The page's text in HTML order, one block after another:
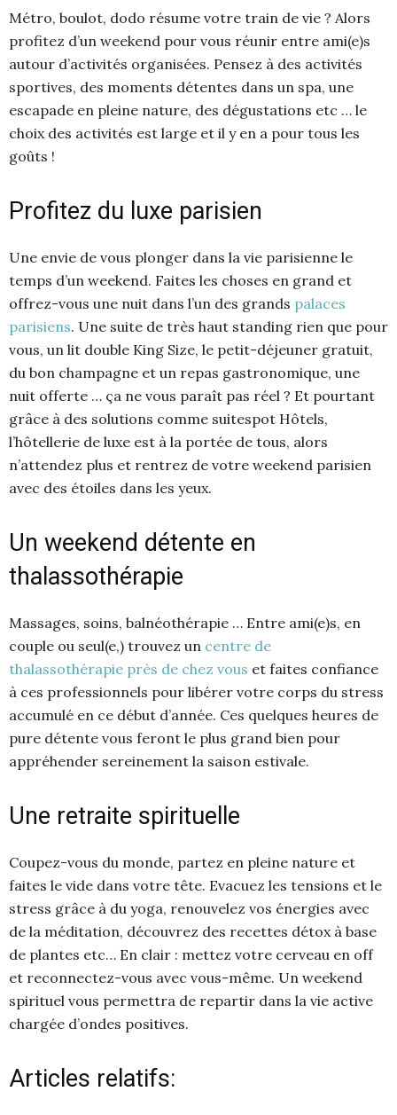
Métro, boulot, dodo résume votre train de vie ? Alors
profitez d’un weekend pour vous réunir entre ami(e)s
autour d’activités organisées. Pensez à des activités
sportives, des moments détentes dans un spa, une
escapade en pleine nature, des dégustations etc … le
choix des activités est large et il y en a pour tous les
goûts !
Profitez du luxe parisien
Une envie de vous plonger dans la vie parisienne le
temps d’un weekend. Faites les choses en grand et
offrez-vous une nuit dans l’un des grands palaces
parisiens. Une suite de très haut standing rien que pour
vous, un lit double King Size, le petit-déjeuner gratuit,
du bon champagne et un repas gastronomique, une
nuit offerte … ça ne vous paraît pas réel ? Et pourtant
grâce à des solutions comme suitespot Hôtels,
l’hôtellerie de luxe est à la portée de tous, alors
n’attendez plus et rentrez de votre weekend parisien
avec des étoiles dans les yeux.
Un weekend détente en
thalassothérapie
Massages, soins, balnéothérapie … Entre ami(e)s, en
couple ou seul(e,) trouvez un centre de
thalassothérapie près de chez vous et faites confiance
à ces professionnels pour libérer votre corps du stress
accumulé en ce début d’année. Ces quelques heures de
pure détente vous feront le plus grand bien pour
appréhender sereinement la saison estivale.
Une retraite spirituelle
Coupez-vous du monde, partez en pleine nature et
faites le vide dans votre tête. Evacuez les tensions et le
stress grâce à du yoga, renouvelez vos énergies avec
de la méditation, découvrez des recettes détox à base
de plantes etc… En clair : mettez votre cerveau en off
et reconnectez-vous avec vous-même. Un weekend
spirituel vous permettra de repartir dans la vie active
chargée d’ondes positives.
Articles relatifs: